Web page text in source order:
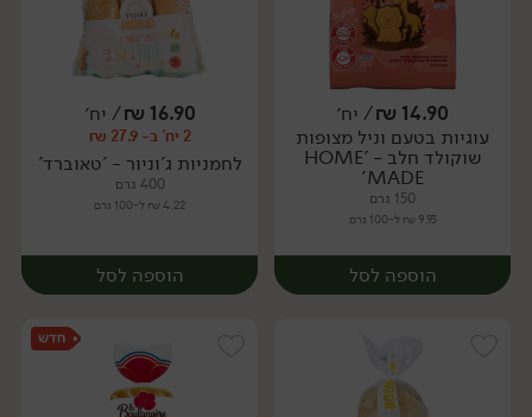
יח׳ יח׳
14.90
₪/ יח׳
עוגיות בטעם וניל מצופות
שוקולד חלב - 'HOME
MADE'
150 גרם
9.93 ₪ ל-100 גרם
הוספה לסל
16.90
₪/ יח׳
2 יח' ב- 27.9 ₪
לחמניות ג'וניור - 'טאוברד'
400 גרם
4.22 ₪ ל-100 גרם
הוספה לסל